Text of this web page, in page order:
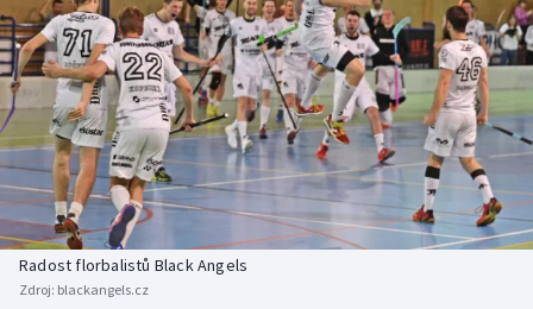
DALŠÍ SPORTY
Americký fotbal
Baseball a softbal
Basketbal
Biatlon
NEPŘEHLÉDNĚTE
Soutěže
Historické návraty
Aplikace ČT sport
Radost florbalistů Black Angels
Zdroj: blackangels.cz